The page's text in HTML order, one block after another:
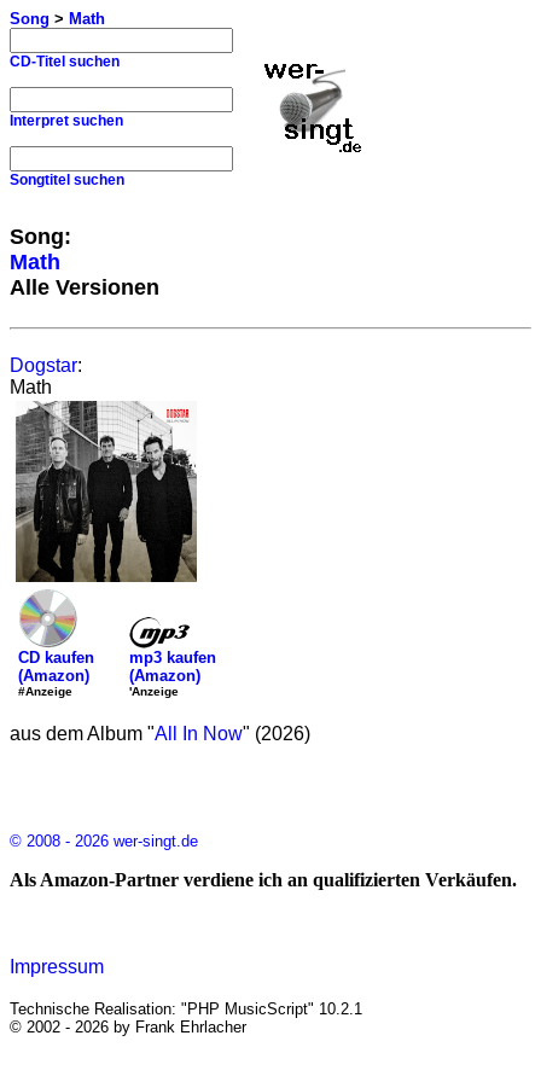
Song > Math
CD-Titel suchen
Interpret suchen
Songtitel suchen
Song:
Math
Alle Versionen
Dogstar:
Math
CD kaufen
(Amazon)
#Anzeige
mp3 kaufen
(Amazon)
'Anzeige
aus dem Album "All In Now" (2026)
© 2008 - 2026 wer-singt.de
Als Amazon-Partner verdiene ich an qualifizierten Verkäufen.
Impressum
Technische Realisation: "PHP MusicScript" 10.2.1
© 2002 - 2026 by Frank Ehrlacher